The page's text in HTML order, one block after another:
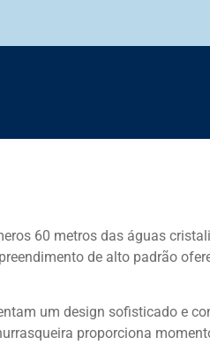
60 metros das águas
de alto padrão
um design sofisticado e
proporciona